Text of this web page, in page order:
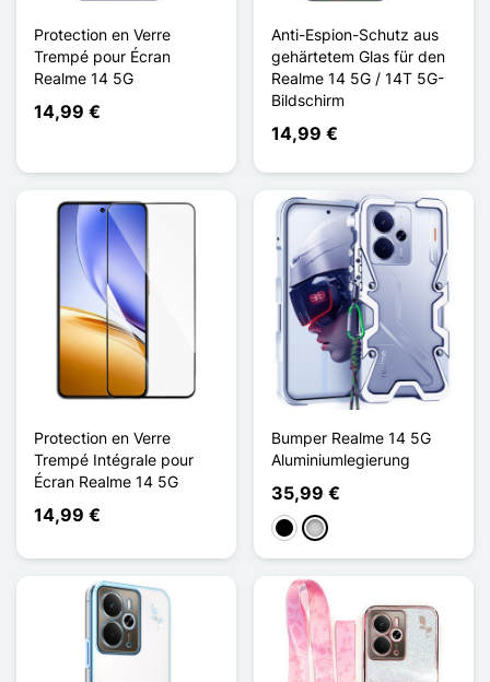
Protection en Verre
Trempé pour Écran
Realme 14 5G
14,99 €
Anti-Espion-Schutz aus
gehärtetem Glas für den
Realme 14 5G / 14T 5G-
Bildschirm
14,99 €
Protection en Verre
Trempé Intégrale pour
Écran Realme 14 5G
14,99 €
Bumper Realme 14 5G
Aluminiumlegierung
35,99 €
Schwarz
Silber